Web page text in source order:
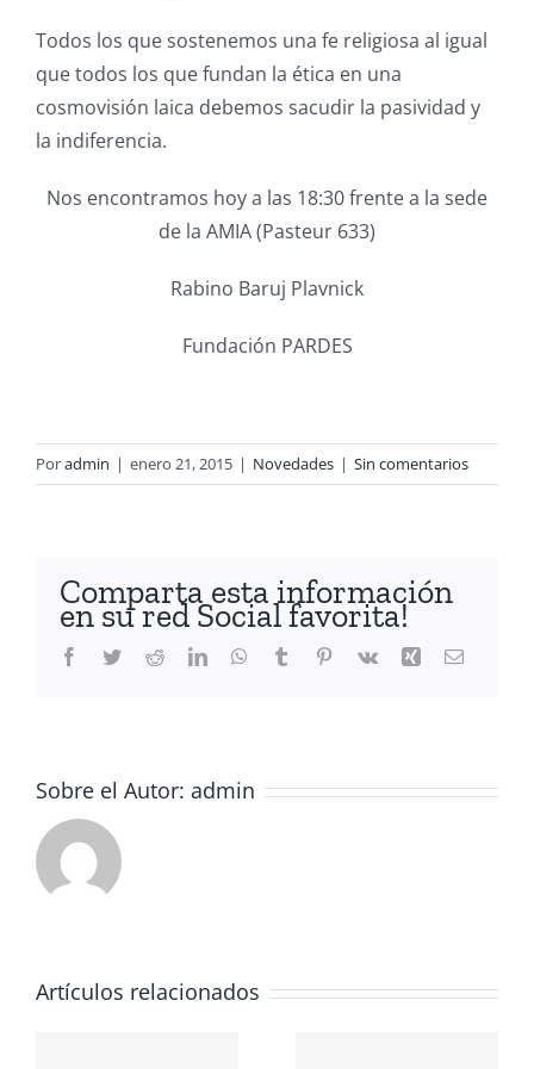
Todos los que sostenemos una fe religiosa al igual
que todos los que fundan la ética en una
cosmovisión laica debemos sacudir la pasividad y
la indiferencia.
Nos encontramos hoy a las 18:30 frente a la sede
de la AMIA (Pasteur 633)
Rabino Baruj Plavnick
Fundación PARDES
Poradmin | enero 21, 2015 | Novedades | Sin comentarios
Comparta esta información
en su red Social favorita!
Facebook
TwitterRedditLinkedInWhatsApp
Tumblr Pinterest
Vk Xing Correo
Sobre el Autor: admin
Artículos relacionados